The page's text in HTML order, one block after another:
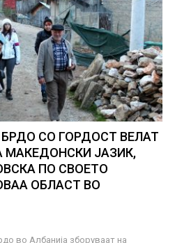
СО ГОРДОСТ ВЕЛАТ
МАКЕДОНСКИ ЈАЗИК,
ПО СВОЕТО
ОБЛАСТ ВО
во Албанија зборуваат на